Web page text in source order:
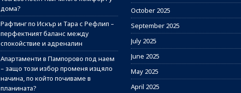
дома?
Рафтинг по Искър и Тара с Рефлип –
перфектният баланс между
спокойствие и адреналин
Апартаменти в Пампорово под наем
– защо този избор променя изцяло
начина, по който почиваме в
планината?
October 2025
September 2025
July 2025
June 2025
May 2025
April 2025